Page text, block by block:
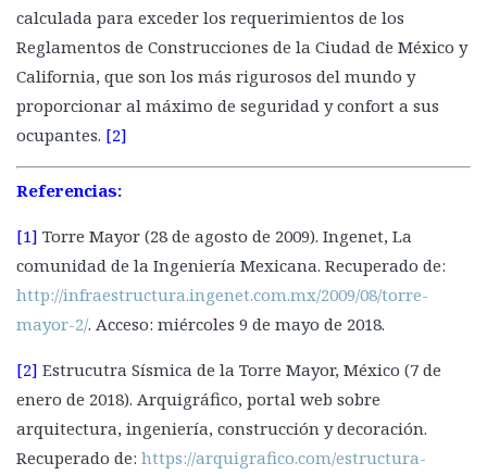
calculada para exceder los requerimientos de los
Reglamentos de Construcciones de la Ciudad de México y
California, que son los más rigurosos del mundo y
proporcionar al máximo de seguridad y confort a sus
ocupantes. [2]
Referencias:
[1] Torre Mayor (28 de agosto de 2009). Ingenet, La
comunidad de la Ingeniería Mexicana. Recuperado de:
http://infraestructura.ingenet.com.mx/2009/08/torre-
mayor-2/. Acceso: miércoles 9 de mayo de 2018.
[2] Estrucutra Sísmica de la Torre Mayor, México (7 de
enero de 2018). Arquigráfico, portal web sobre
arquitectura, ingeniería, construcción y decoración.
Recuperado de: https://arquigrafico.com/estructura-